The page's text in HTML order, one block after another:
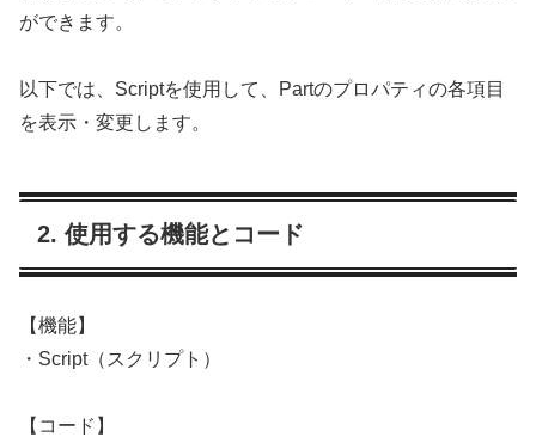
ができます。
以下では、Scriptを使用して、Partのプロパティの各項目
を表示・変更します。
2. 使用する機能とコード
【機能】
・Script（スクリプト）
【コード】